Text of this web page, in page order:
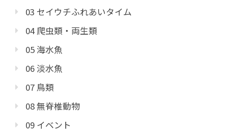
03 セイウチふれあいタイム
04 爬虫類・両生類
05 海水魚
06 淡水魚
07 鳥類
08 無脊椎動物
09 イベント